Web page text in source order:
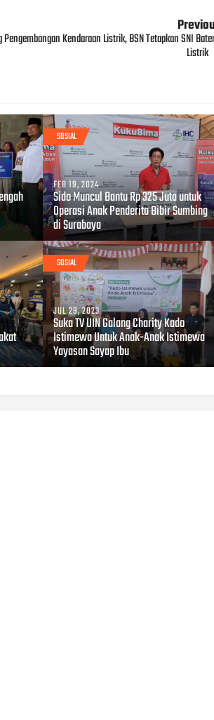
Pengembangan Kendaraan Listrik, BSN Tetapkan SNI
Listrik
SOSIAL
FEB 19, 2024
Sido Muncul Bantu Rp 325 Juta untuk
Operasi Anak Penderita Bibir Sumbing
di Surabaya
SOSIAL
JUL 29, 2023
Suka TV UIN Galang Charity Kado
Istimewa Untuk Anak-Anak Istimewa
Yayasan Sayap Ibu